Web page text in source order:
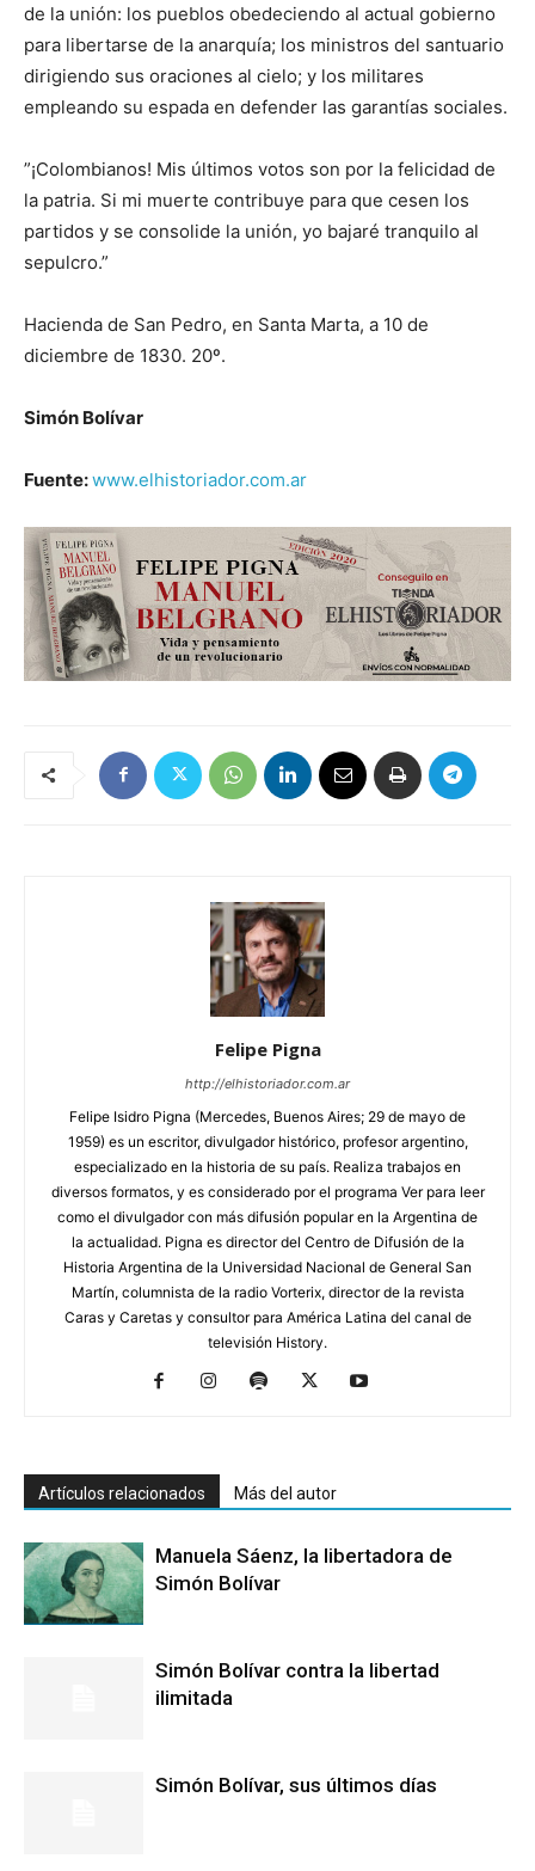
de la unión: los pueblos obedeciendo al actual gobierno
para libertarse de la anarquía; los ministros del santuario
dirigiendo sus oraciones al cielo; y los militares
empleando su espada en defender las garantías sociales.
”¡Colombianos! Mis últimos votos son por la felicidad de
la patria. Si mi muerte contribuye para que cesen los
partidos y se consolide la unión, yo bajaré tranquilo al
sepulcro.”
Hacienda de San Pedro, en Santa Marta, a 10 de
diciembre de 1830. 20º.
Simón Bolívar
Fuente:www.elhistoriador.com.ar
Felipe Pigna
http://elhistoriador.com.ar
Felipe Isidro Pigna (Mercedes, Buenos Aires; 29 de mayo de
1959) es un escritor, divulgador histórico, profesor argentino,
especializado en la historia de su país. Realiza trabajos en
diversos formatos, y es considerado por el programa Ver para leer
como el divulgador con más difusión popular en la Argentina de
la actualidad. Pigna es director del Centro de Difusión de la
Historia Argentina de la Universidad Nacional de General San
Martín, columnista de la radio Vorterix, director de la revista
Caras y Caretas y consultor para América Latina del canal de
televisión History.
Artículos relacionados Más del autor
Manuela Sáenz, la libertadora de
Simón Bolívar
Simón Bolívar contra la libertad
ilimitada
Simón Bolívar, sus últimos días